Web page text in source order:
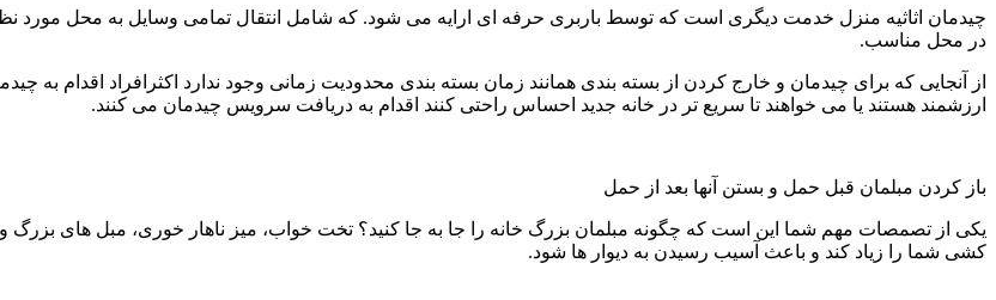
چیدمان اثاثیه منزل خدمت دیگری است که توسط باربری حرفه ای ارایه می شود. که شامل انتقال تمامی وسایل به محل مورد
در محل مناسب.
از آنجایی که برای چیدمان و خارج کردن از بسته بندی همانند زمان بسته بندی محدودیت زمانی وجود ندارد اکثرافراد اقدام
ارزشمند هستند یا می خواهند تا سریع تر در خانه جدید احساس راحتی کنند اقدام به دریافت سرویس چیدمان می کنند.
باز کردن مبلمان قبل حمل و بستن آنها بعد از حمل
یکی از تصمصات مهم شما این است که چگونه مبلمان بزرگ خانه را جا به جا کنید؟ تخت خواب، میز ناهار خوری، مبل های بزرگ
کشی شما را زیاد کند و باعث آسیب رسیدن به دیوار ها شود.